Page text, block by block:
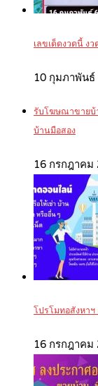
เลขเด็ดงวดนี้ ง
10 กุมภาพันธ์
รับโฆษณาขายบ้
บ้านมือสอง
16 กรกฎาคม
โปรโมทอสังหา
16 กรกฎาคม